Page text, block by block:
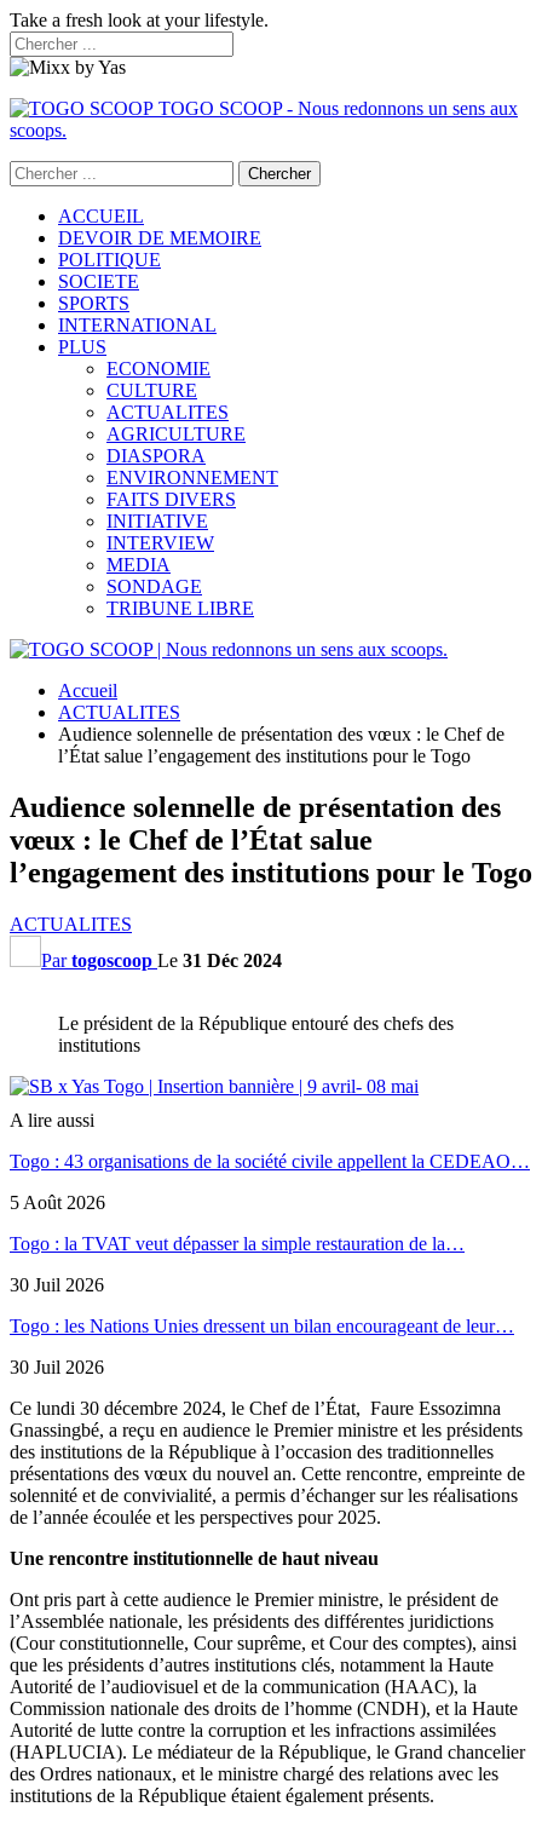
Take a fresh look at your lifestyle.
TOGO SCOOP - Nous redonnons un sens aux
scoops.
ACCUEIL
DEVOIR DE MEMOIRE
POLITIQUE
SOCIETE
SPORTS
INTERNATIONAL
PLUS
ECONOMIE
CULTURE
ACTUALITES
AGRICULTURE
DIASPORA
ENVIRONNEMENT
FAITS DIVERS
INITIATIVE
INTERVIEW
MEDIA
SONDAGE
TRIBUNE LIBRE
Accueil
ACTUALITES
Audience solennelle de présentation des vœux : le Chef de
l’État salue l’engagement des institutions pour le Togo
Audience solennelle de présentation des
vœux : le Chef de l’État salue
l’engagement des institutions pour le Togo
ACTUALITES
Partogoscoop Le 31 Déc 2024
Le président de la République entouré des chefs des
institutions
A lire aussi
Togo : 43 organisations de la société civile appellent la CEDEAO…
5 Août 2026
Togo : la TVAT veut dépasser la simple restauration de la…
30 Juil 2026
Togo : les Nations Unies dressent un bilan encourageant de leur…
30 Juil 2026
Ce lundi 30 décembre 2024, le Chef de l’État, Faure Essozimna
Gnassingbé, a reçu en audience le Premier ministre et les présidents
des institutions de la République à l’occasion des traditionnelles
présentations des vœux du nouvel an. Cette rencontre, empreinte de
solennité et de convivialité, a permis d’échanger sur les réalisations
de l’année écoulée et les perspectives pour 2025.
Une rencontre institutionnelle de haut niveau
Ont pris part à cette audience le Premier ministre, le président de
l’Assemblée nationale, les présidents des différentes juridictions
(Cour constitutionnelle, Cour suprême, et Cour des comptes), ainsi
que les présidents d’autres institutions clés, notamment la Haute
Autorité de l’audiovisuel et de la communication (HAAC), la
Commission nationale des droits de l’homme (CNDH), et la Haute
Autorité de lutte contre la corruption et les infractions assimilées
(HAPLUCIA). Le médiateur de la République, le Grand chancelier
des Ordres nationaux, et le ministre chargé des relations avec les
institutions de la République étaient également présents.